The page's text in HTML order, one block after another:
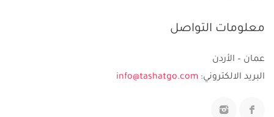
معلومات التواصل
عمان – الأردن
البريد الالكتروني: info@tashatgo.com